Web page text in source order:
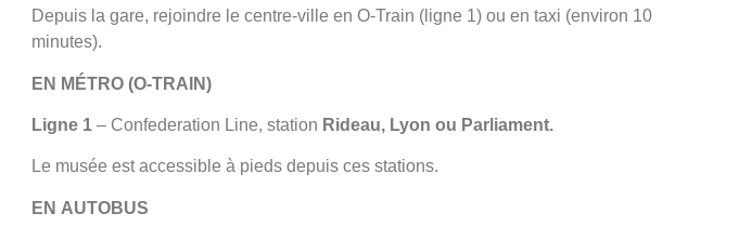
Depuis la gare, rejoindre le centre-ville en O-Train (ligne 1) ou en taxi (environ 10
minutes).
EN MÉTRO (O-TRAIN)
Ligne 1 – Confederation Line, station Rideau, Lyon ou Parliament.
Le musée est accessible à pieds depuis ces stations.
EN AUTOBUS